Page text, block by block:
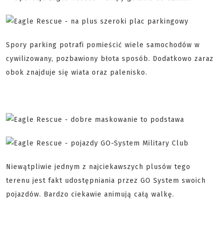
Spory parking potrafi pomieścić wiele samochodów w
cywilizowany, pozbawiony błota sposób. Dodatkowo zaraz
obok znajduje się wiata oraz palenisko.
Niewątpliwie jednym z najciekawszych plusów tego
terenu jest fakt udostępniania przez GO System swoich
pojazdów. Bardzo ciekawie animują całą walkę.